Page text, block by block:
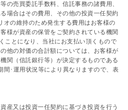
の売買委託手数料、信託事務の諸費用、
場合はその費用、その他の投資一任契約
オの維持のため発生する費用はお客様の
様が資産の保管をご契約されている機関
ことになり、当社にお支払い頂くもので
他の対価の合計額については、お客様が
関（信託銀行等）が決定するものである
間･運用状況等により異なりますので、表
産又は投資一任契約に基づき投資を行う